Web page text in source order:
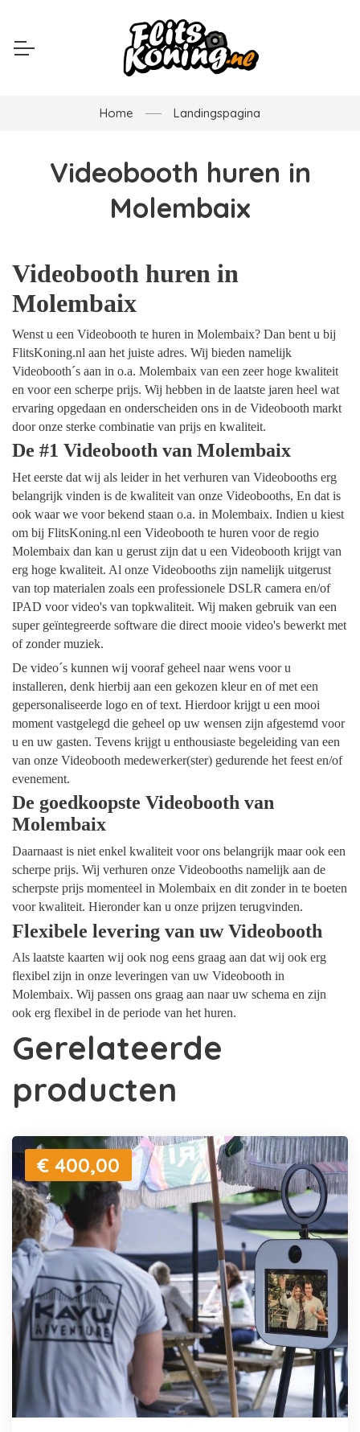
Home Landingspagina
Videobooth huren in
Molembaix
Videobooth huren in
Molembaix
Wenst u een Videobooth te huren in Molembaix? Dan bent u bij
FlitsKoning.nl aan het juiste adres. Wij bieden namelijk
Videobooth´s aan in o.a. Molembaix van een zeer hoge kwaliteit
en voor een scherpe prijs. Wij hebben in de laatste jaren heel wat
ervaring opgedaan en onderscheiden ons in de Videobooth markt
door onze sterke combinatie van prijs en kwaliteit.
De #1 Videobooth van Molembaix
Het eerste dat wij als leider in het verhuren van Videobooths erg
belangrijk vinden is de kwaliteit van onze Videobooths, En dat is
ook waar we voor bekend staan o.a. in Molembaix. Indien u kiest
om bij FlitsKoning.nl een Videobooth te huren voor de regio
Molembaix dan kan u gerust zijn dat u een Videobooth krijgt van
erg hoge kwaliteit. Al onze Videobooths zijn namelijk uitgerust
van top materialen zoals een professionele DSLR camera en/of
IPAD voor video's van topkwaliteit. Wij maken gebruik van een
super geïntegreerde software die direct mooie video's bewerkt met
of zonder muziek.
De video´s kunnen wij vooraf geheel naar wens voor u
installeren, denk hierbij aan een gekozen kleur en of met een
gepersonaliseerde logo en of text. Hierdoor krijgt u een mooi
moment vastgelegd die geheel op uw wensen zijn afgestemd voor
u en uw gasten. Tevens krijgt u enthousiaste begeleiding van een
van onze Videobooth medewerker(ster) gedurende het feest en/of
evenement.
De goedkoopste Videobooth van
Molembaix
Daarnaast is niet enkel kwaliteit voor ons belangrijk maar ook een
scherpe prijs. Wij verhuren onze Videobooths namelijk aan de
scherpste prijs momenteel in Molembaix en dit zonder in te boeten
voor kwaliteit. Hieronder kan u onze prijzen terugvinden.
Flexibele levering van uw Videobooth
Als laatste kaarten wij ook nog eens graag aan dat wij ook erg
flexibel zijn in onze leveringen van uw Videobooth in
Molembaix. Wij passen ons graag aan naar uw schema en zijn
ook erg flexibel in de periode van het huren.
Gerelateerde
producten
€ 400,00